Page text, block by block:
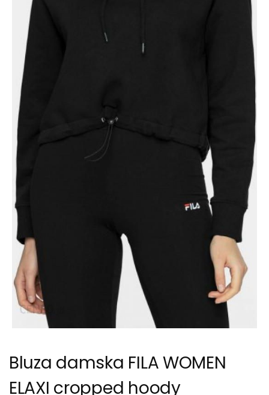
Bluza damska FILA WOMEN
ELAXI cropped hoody